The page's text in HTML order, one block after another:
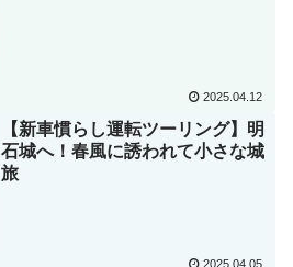
2025.04.12
【新車慣らし運転ツーリング】明
石城へ！春風に誘われて小さな城
旅
2025.04.05